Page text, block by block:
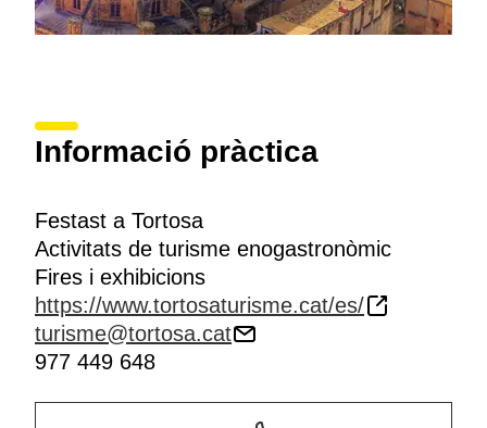
Informació pràctica
Festast a Tortosa
Activitats de turisme enogastronòmic
Fires i exhibicions
https://www.tortosaturisme.cat/es/
turisme@tortosa.cat
977 449 648